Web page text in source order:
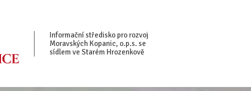
Informační středisko pro rozvoj
Moravských Kopanic, o.p.s. se
sídlem ve Starém Hrozenkově